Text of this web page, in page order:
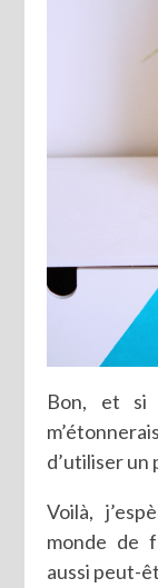
Bon, et si
d’utiliser un
Voilà,
monde de
aussi peut-